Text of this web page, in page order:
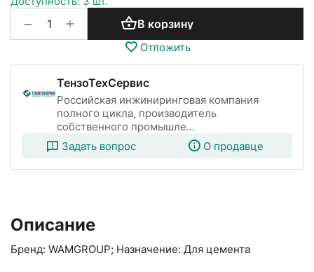
+
− В корзину
Отложить
ТензоТехСервис
Российская инжиниринговая компания
полного цикла, производитель
собственного промышле...
Задать вопрос
О продавце
Описание
Бренд: WAMGROUP; Назначение: Для цемента